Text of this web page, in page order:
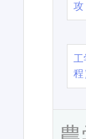
攻
程